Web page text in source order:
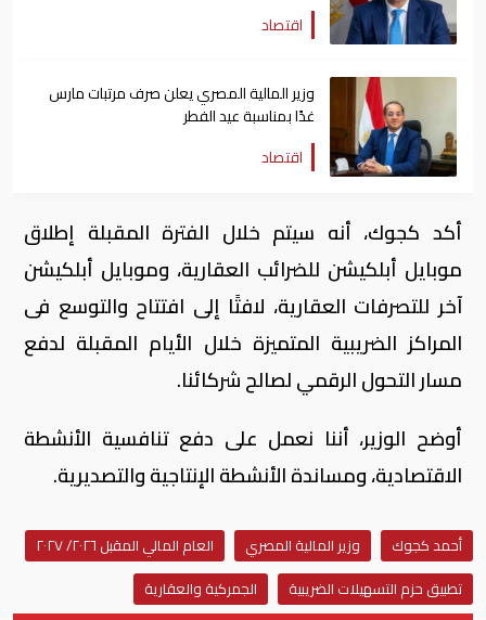
اقتصاد
وزير المالية المصري يعلن صرف مرتبات مارس
غدًا بمناسبة عيد الفطر
اقتصاد
أكد كجوك، أنه سيتم خلال الفترة المقبلة إطلاق
موبايل أبلكيشن للضرائب العقارية، وموبايل أبلكيشن
آخر للتصرفات العقارية، لافتًا إلى افتتاح والتوسع فى
المراكز الضريبية المتميزة خلال الأيام المقبلة لدفع
مسار التحول الرقمي لصالح شركائنا.
أوضح الوزير، أننا نعمل على دفع تنافسية الأنشطة
الاقتصادية، ومساندة الأنشطة الإنتاجية والتصديرية.
أحمد كجوك وزير المالية المصري
العام المالي المقبل ٢٠٢٦/ ٢٠٢٧
تطبيق حزم التسهيلات الضريبية
الجمركية والعقارية